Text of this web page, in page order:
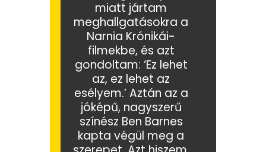
miatt jártam
meghallgatásokra a
Narnia Krónikái-
filmekbe, és azt
gondoltam: ‘Ez lehet
az, ez lehet az
esélyem.’ Aztán az a
jóképű, nagyszerű
színész Ben Barnes
kapta végül meg a